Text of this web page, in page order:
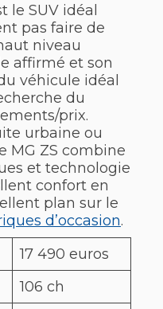
le SUV idéal
pas faire de
niveau
affirmé et son
véhicule idéal
du
prix.
urbaine ou
MG ZS combine
et technologie
confort en
plan sur le
d’occasion.
17 490 euros
106 ch